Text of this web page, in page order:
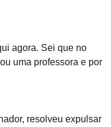
agora. Sei que no
uma professora e por
resolveu expulsar